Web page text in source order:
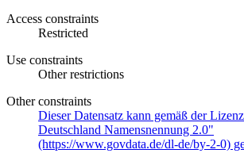
Access constraints
Restricted
Use constraints
Other restrictions
Other constraints
Dieser Datensatz kann gemäß der
Deutschland Namensnennung 2.0"
(https://www.govdata.de/dl-de/by-2-0)